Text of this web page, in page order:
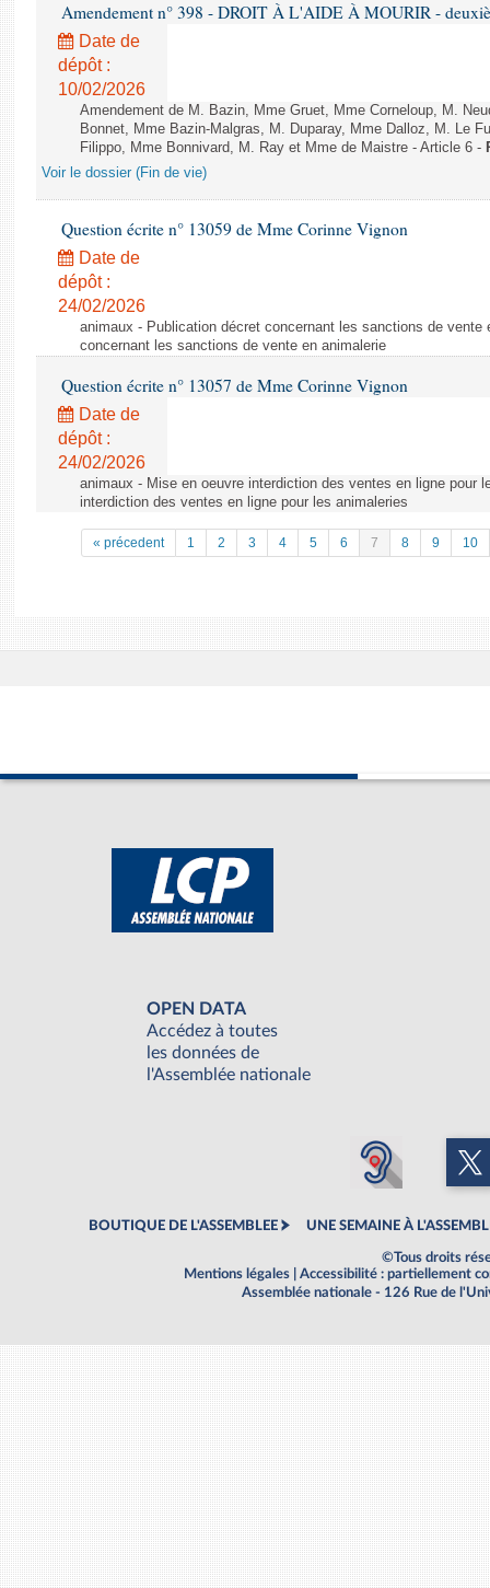
Amendement n° 398 - DROIT À L'AIDE À MOURIR -
Date de
dépôt :
10/02/2026
Amendement de M. Bazin, Mme Gruet, Mme Corneloup, M.
Bonnet, Mme Bazin-Malgras, M. Duparay, Mme Dalloz, M. Le
Filippo, Mme Bonnivard, M. Ray et Mme de Maistre - Article 6 -
Voir le dossier (Fin de vie)
Question écrite n° 13059 de Mme Corinne Vignon
Date de
dépôt :
24/02/2026
animaux - Publication décret concernant les sanctions de vente
concernant les sanctions de vente en animalerie
Question écrite n° 13057 de Mme Corinne Vignon
Date de
dépôt :
24/02/2026
animaux - Mise en oeuvre interdiction des ventes en ligne pour
interdiction des ventes en ligne pour les animaleries
« précedent 1 2 3 4 5 6 7 8 9 10
OPEN DATA
Accédez à toutes
les données de
l'Assemblée nationale
BOUTIQUE DE L'ASSEMBLEE UNE SEMAINE À
©Tous droits
Mentions légales
Accessibilité : partiellement
Assemblée nationale - 126 Rue de